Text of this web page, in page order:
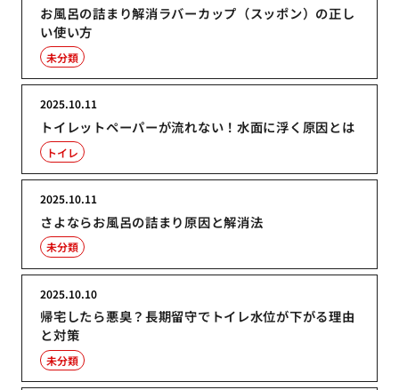
お風呂の詰まり解消ラバーカップ（スッポン）の正し
い使い方
未分類
トイレットペーパーが流れない！水面に浮く原因とは
2025.10.11
トイレ
さよならお風呂の詰まり原因と解消法
2025.10.11
未分類
帰宅したら悪臭？長期留守でトイレ水位が下がる理由
と対策
2025.10.10
未分類